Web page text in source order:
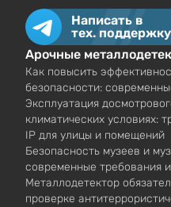
Написать в
тех. поддержку
Арочные
Как повысить
безопасности:
Эксплуатация
климатических условиях:
IP для улицы и помещений
Безопасность музеев и
современные требования
Металлодетектор
проверке